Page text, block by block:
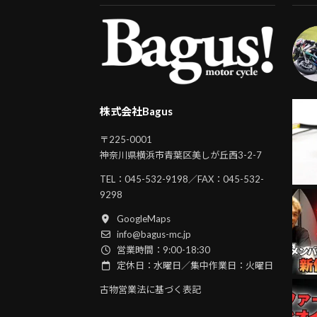
株式会社Bagus
〒225-0001
神奈川県横浜市青葉区美しが丘西3-2-7
TEL： 045-532-9198／FAX：045-532-
9298
GoogleMaps
info@bagus-mc.jp
営業時間：9:00-18:30
定休日：水曜日／集中作業日：火曜日
古物営業法に基づく表記